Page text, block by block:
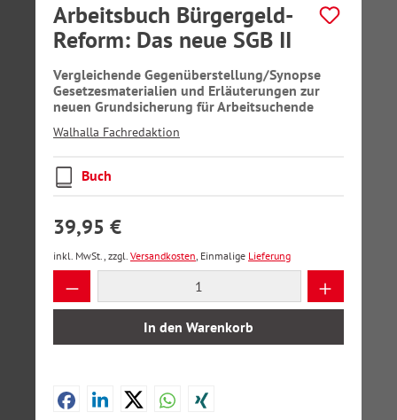
Arbeitsbuch Bürgergeld-
Reform: Das neue SGB II
Vergleichende Gegenüberstellung/Synopse
Gesetzesmaterialien und Erläuterungen zur
neuen Grundsicherung für Arbeitsuchende
Walhalla Fachredaktion
Buch
39,95 €
inkl. MwSt., zzgl. Versandkosten, Einmalige Lieferung
Produkt Anzahl: Gib den gewünschten
In den Warenkorb